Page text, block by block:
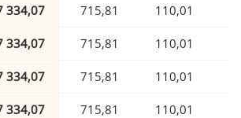
334,07 715,81 110,01
334,07 715,81 110,01
334,07 715,81 110,01
334,07 715,81 110,01